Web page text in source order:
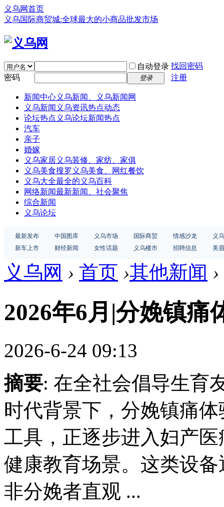
义乌网首页
义乌国际商贸城:全球最大的小商品批发市场
自动登录 找回密码
密码
登录 注册
新闻中心义乌新闻、义乌新闻网
义乌新闻 义乌资讯热点动态
论坛热点 义乌论坛新闻热点
汽车
亲子
婚嫁
义乌家居义乌装修、家纺、家俱
义乌美食搜罗义乌美食、网红餐饮
义乌大全最全的义乌百科
网络新闻最新新闻、社会聚焦
综合新闻
义乌论坛
最新发布 中国图库 义乌市场 国际商贸 情感沙龙
义
新车上市
财经新闻 女性话题 义乌楼市 招聘信息 美
义乌网 › 首页 ›其他新闻 ›
2026年6月|分娩镇痛
2026-6-24 09:13
摘要: 在全社会倡导生育
时代背景下，分娩镇痛
工具，正逐步进入妇产
健康教育场景。这类设
非分娩者直观 ...